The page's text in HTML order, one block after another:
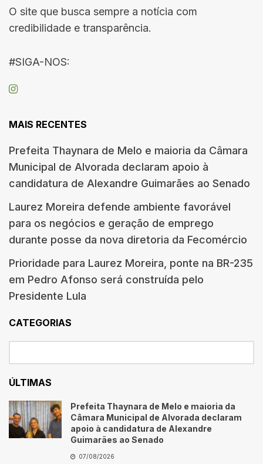
O site que busca sempre a notícia com
credibilidade e transparência.
#SIGA-NOS:
MAIS RECENTES
Prefeita Thaynara de Melo e maioria da Câmara
Municipal de Alvorada declaram apoio à
candidatura de Alexandre Guimarães ao Senado
Laurez Moreira defende ambiente favorável
para os negócios e geração de emprego
durante posse da nova diretoria da Fecomércio
Prioridade para Laurez Moreira, ponte na BR-235
em Pedro Afonso será construída pelo
Presidente Lula
CATEGORIAS
ÚLTIMAS
Prefeita Thaynara de Melo e maioria da
Câmara Municipal de Alvorada declaram
apoio à candidatura de Alexandre
Guimarães ao Senado
07/08/2026